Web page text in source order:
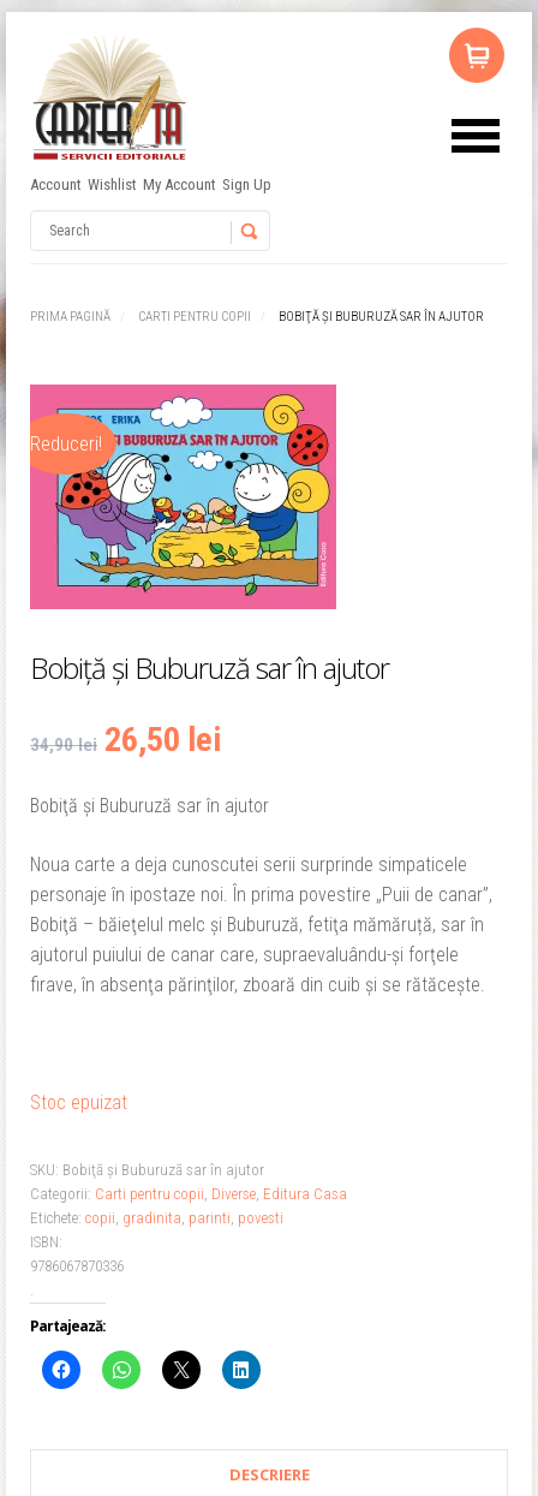
Account Wishlist My Account Sign Up
PRIMA PAGINĂ CARTI PENTRU COPII BOBIŢĂ ŞI BUBURUZĂ SAR ÎN AJUTOR
Reduceri!
Bobiţă şi Buburuză sar în ajutor
34,90lei Prețul
inițial
fost:
34,90 lei.
26,50 lei
curent
26,50 lei.
Bobiţă şi Buburuză sar în ajutor
Noua carte a deja cunoscutei serii surprinde simpaticele
personaje în ipostaze noi. În prima povestire „Puii de canar”,
Bobiţă – băieţelul melc şi Buburuză, fetiţa mămăruță, sar în
ajutorul puiului de canar care, supraevaluându-şi forţele
firave, în absenţa părinţilor, zboară din cuib şi se rătăceşte.
Stoc epuizat
SKU: Bobiţă şi Buburuză sar în ajutor
Categorii: Carti pentru copii Diverse Editura Casa
Etichete: copii gradinita parinti povesti
ISBN:
9786067870336
Partajează:
DESCRIERE
Nu ai niciun produs în coș.